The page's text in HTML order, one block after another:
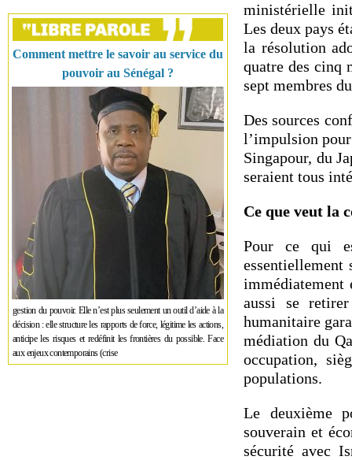
Comment mettre le savoir au service du
pouvoir au Sénégal ?
gestion du pouvoir. Elle n’est plus seulement un outil d’aide à la
décision : elle structure les rapports de force, légitime les actions,
anticipe les risques et redéfinit les frontières du possible. Face
aux enjeux contemporains (crise
ministérielle
Les deux pays
la résolution
quatre des cinq
sept membres
Des sources
l’impulsion
Singapour, du
seraient tous
Ce que veut la
Pour ce qui
essentiellement
immédiatement
aussi se
humanitaire
médiation du
occupation,
populations.
Le deuxième
souverain et
sécurité avec